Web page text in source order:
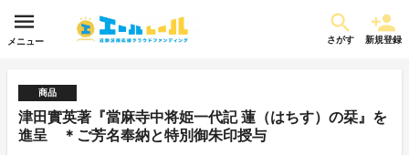
メニュー さがす 新規登録
商品
津田實英著『當麻寺中将姫一代記 蓮（はちす）の栞』を
進呈 ＊ご芳名奉納と特別御朱印授与